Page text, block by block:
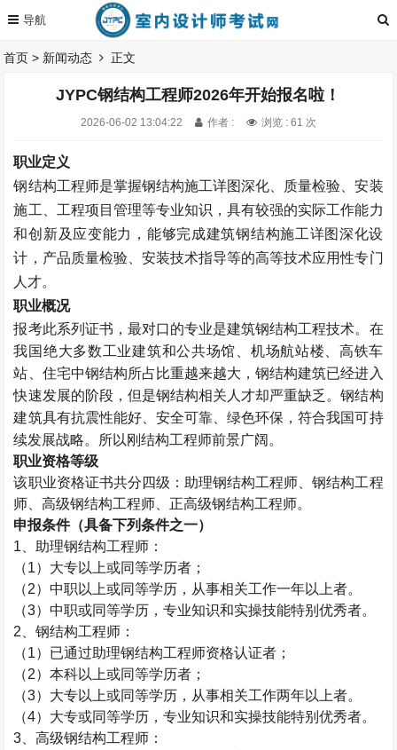
首页 > 新闻动态 正文
JYPC钢结构工程师2026年开始报名啦！
2026-06-02 13:04:22 作者 : 浏览 : 61 次
职业定义
钢结构工程师是掌握钢结构施工详图深化、质量检验、安装
施工、工程项目管理等专业知识，具有较强的实际工作能力
和创新及应变能力，能够完成建筑钢结构施工详图深化设
计，产品质量检验、安装技术指导等的高等技术应用性专门
人才。
职业概况
报考此系列证书，最对口的专业是建筑钢结构工程技术。在
我国绝大多数工业建筑和公共场馆、机场航站楼、高铁车
站、住宅中钢结构所占比重越来越大，钢结构建筑已经进入
快速发展的阶段，但是钢结构相关人才却严重缺乏。钢结构
建筑具有抗震性能好、安全可靠、绿色环保，符合我国可持
续发展战略。所以刚结构工程师前景广阔。
职业资格等级
该职业资格证书共分四级：助理钢结构工程师、钢结构工程
师、高级钢结构工程师、正高级钢结构工程师。
申报条件（具备下列条件之一）
1 、助理钢结构工程师：
（1）大专以上或同等学历者；
（2）中职以上或同等学历，从事相关工作一年以上者。
（3）中职或同等学历，专业知识和实操技能特别优秀者。
2 、钢结构工程师：
（1）已通过助理钢结构工程师资格认证者；
（2）本科以上或同等学历者；
（3）大专以上或同等学历，从事相关工作两年以上者。
（4）大专或同等学历，专业知识和实操技能特别优秀者。
3 、高级钢结构工程师：